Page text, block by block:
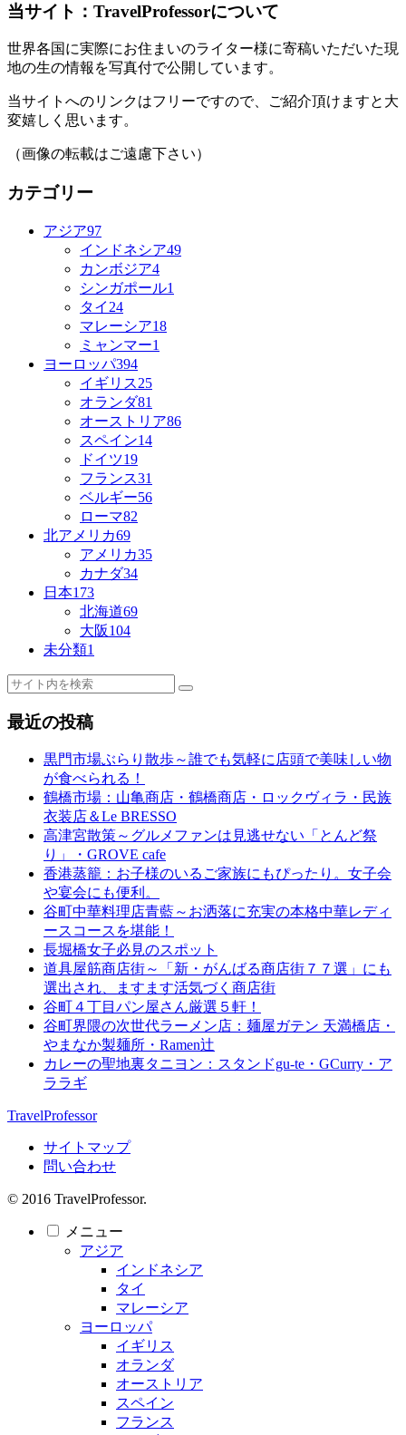
当サイト：TravelProfessorについて
世界各国に実際にお住まいのライター様に寄稿いただいた現
地の生の情報を写真付で公開しています。
当サイトへのリンクはフリーですので、ご紹介頂けますと大
変嬉しく思います。
（画像の転載はご遠慮下さい）
カテゴリー
アジア97
インドネシア49
カンボジア4
シンガポール1
タイ 24
マレーシア18
ミャンマー1
ヨーロッパ394
イギリス25
オランダ81
オーストリア86
スペイン14
ドイツ19
フランス31
ベルギー56
ローマ82
北アメリカ69
アメリカ35
カナダ34
日本173
北海道69
大阪104
未分類1
最近の投稿
黒門市場ぶらり散歩～誰でも気軽に店頭で美味しい物
が食べられる！
鶴橋市場：山亀商店・鶴橋商店・ロックヴィラ・民族
衣装店＆Le BRESSO
高津宮散策～グルメファンは見逃せない「とんど祭
り」・GROVE cafe
香港蒸籠：お子様のいるご家族にもぴったり。女子会
や宴会にも便利。
谷町中華料理店青藍～お洒落に充実の本格中華レディ
ースコースを堪能！
長堀橋女子必見のスポット
道具屋筋商店街～「新・がんばる商店街７７選」にも
選出され、ますます活気づく商店街
谷町４丁目パン屋さん厳選５軒！
谷町界隈の次世代ラーメン店：麺屋ガテン 天満橋店・
やまなか製麺所・Ramen辻
カレーの聖地裏タニヨン：スタンドgu-te・GCurry・ア
ララギ
TravelProfessor
サイトマップ
問い合わせ
© 2016 TravelProfessor.
メニュー
アジア
インドネシア
タイ
マレーシア
ヨーロッパ
イギリス
オランダ
オーストリア
スペイン
フランス